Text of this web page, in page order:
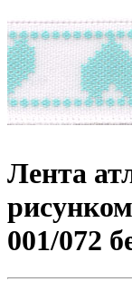
Лента
001/072